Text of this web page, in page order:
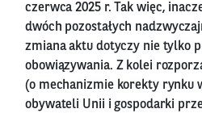
czerwca 2025 r. Tak więc,
dwóch pozostałych
zmiana aktu dotyczy nie tylko
obowiązywania. Z kolei
(o mechanizmie korekty rynku
obywateli Unii i gospodarki